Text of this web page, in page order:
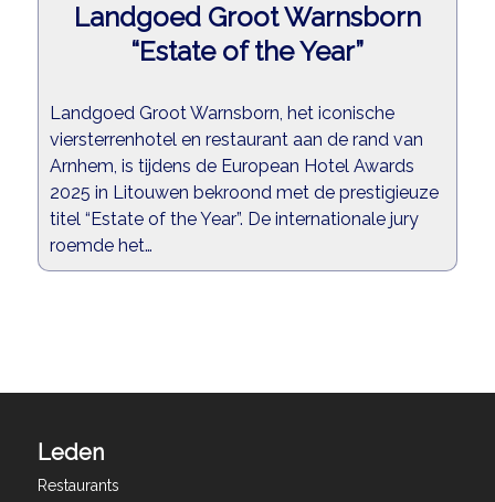
Landgoed Groot Warnsborn
“Estate of the Year”
Landgoed Groot Warnsborn, het iconische
viersterrenhotel en restaurant aan de rand van
Arnhem, is tijdens de European Hotel Awards
2025 in Litouwen bekroond met de prestigieuze
titel “Estate of the Year”. De internationale jury
roemde het…
Leden
Restaurants